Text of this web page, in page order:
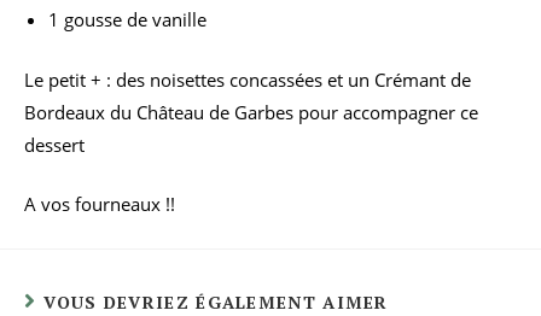
1 gousse de vanille
Le petit + : des noisettes concassées et un Crémant de
Bordeaux du Château de Garbes pour accompagner ce
dessert
A vos fourneaux !!
VOUS DEVRIEZ ÉGALEMENT AIMER